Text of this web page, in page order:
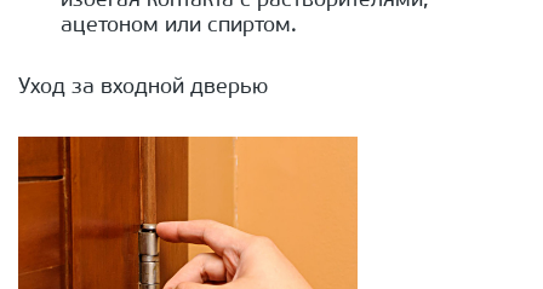
ацетоном или спиртом.
Уход за входной дверью